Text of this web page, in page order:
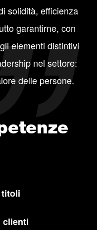
solidità, efficienza
garantirne, con
elementi distintivi
nel settore:
delle persone.
clienti